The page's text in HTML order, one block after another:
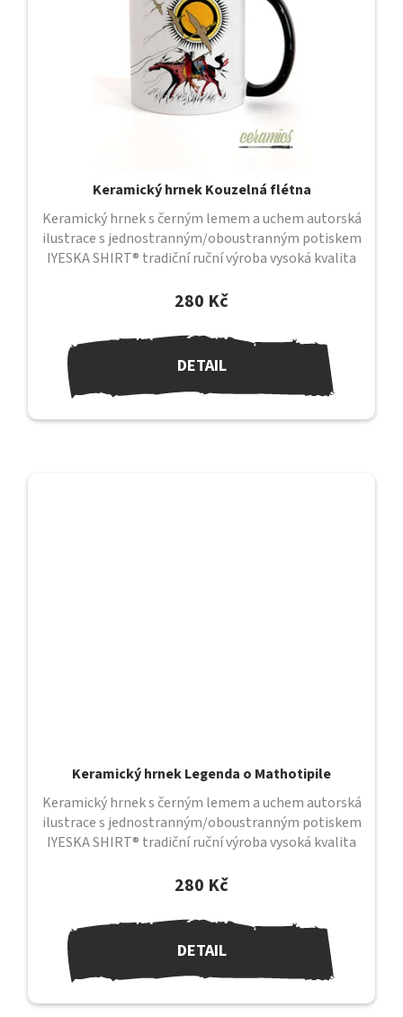
Keramický hrnek Kouzelná flétna
280 Kč
DETAIL
Keramický hrnek s černým lemem a uchem autorská
ilustrace s jednostranným/oboustranným potiskem
IYESKA SHIRT® tradiční ruční výroba vysoká kvalita
Keramický hrnek Legenda o Mathotipile
280 Kč
DETAIL
Keramický hrnek s černým lemem a uchem autorská
ilustrace s jednostranným/oboustranným potiskem
IYESKA SHIRT® tradiční ruční výroba vysoká kvalita